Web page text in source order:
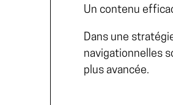
Un contenu
Dans une
navigationnelles
plus avancée.